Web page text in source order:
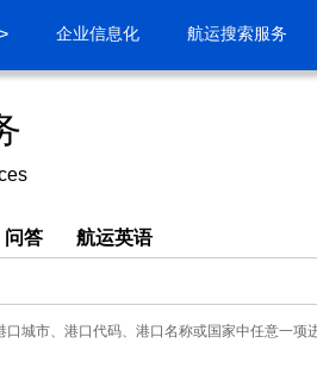
企业信息化 航运搜索服务
问答 航运英语
口城市、港口代码、港口名称或国家中任意一项